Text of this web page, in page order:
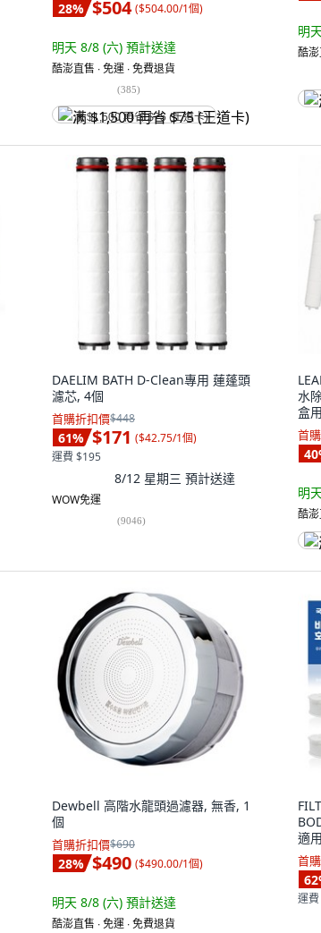
28% $504 ($504.00/1個)
明天 8/8 (六) 預計送達
酷澎直售 ∙ 免運 ∙ 免費退貨
(385)
满 $1,500 再省 $75 (王道卡)
明
酷澎
DAELIM BATH D-Clean專用 蓮蓬頭
濾芯, 4個
首購折扣價$448
61% $171 ($42.75/1個)
運費 $195
8/12 星期三 預計送達
WOW免運
(9046)
水
盒
香
首
40
明
酷澎
Dewbell 高階水龍頭過濾器, 無香, 1
個
首購折扣價$690
28% $490 ($490.00/1個)
明天 8/8 (六) 預計送達
酷澎直售 ∙ 免運 ∙ 免費退貨
適
首
62
運